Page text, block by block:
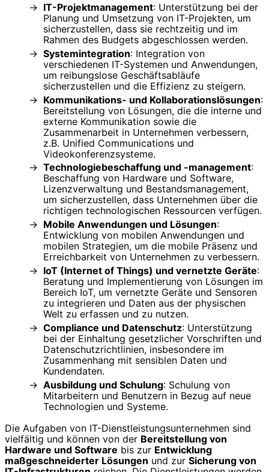
IT-Projektmanagement: Unterstützung bei der
Planung und Umsetzung von IT-Projekten, um
sicherzustellen, dass sie rechtzeitig und im
Rahmen des Budgets abgeschlossen werden.
Systemintegration: Integration von
verschiedenen IT-Systemen und Anwendungen,
um reibungslose Geschäftsabläufe
sicherzustellen und die Effizienz zu steigern.
Kommunikations- und Kollaborationslösungen:
Bereitstellung von Lösungen, die die interne und
externe Kommunikation sowie die
Zusammenarbeit in Unternehmen verbessern,
z.B. Unified Communications und
Videokonferenzsysteme.
Technologiebeschaffung und -management:
Beschaffung von Hardware und Software,
Lizenzverwaltung und Bestandsmanagement,
um sicherzustellen, dass Unternehmen über die
richtigen technologischen Ressourcen verfügen.
Mobile Anwendungen und Lösungen:
Entwicklung von mobilen Anwendungen und
mobilen Strategien, um die mobile Präsenz und
Erreichbarkeit von Unternehmen zu verbessern.
IoT (Internet of Things) und vernetzte Geräte:
Beratung und Implementierung von Lösungen im
Bereich IoT, um vernetzte Geräte und Sensoren
zu integrieren und Daten aus der physischen
Welt zu erfassen und zu nutzen.
Compliance und Datenschutz: Unterstützung
bei der Einhaltung gesetzlicher Vorschriften und
Datenschutzrichtlinien, insbesondere im
Zusammenhang mit sensiblen Daten und
Kundendaten.
Ausbildung und Schulung: Schulung von
Mitarbeitern und Benutzern in Bezug auf neue
Technologien und Systeme.
Die Aufgaben von IT-Dienstleistungsunternehmen sind
vielfältig und können von der Bereitstellung von
Hardware und Software bis zur Entwicklung
maßgeschneiderter Lösungen und zur Sicherung von